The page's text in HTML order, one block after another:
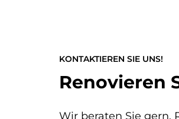
KONTAKTIEREN SIE UNS!
Renovieren
Wir beraten Sie gern.